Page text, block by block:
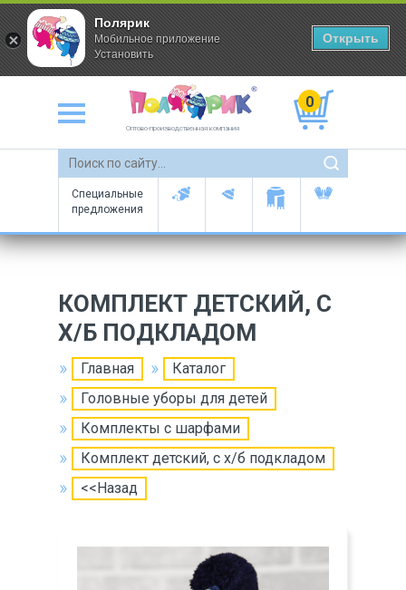
Оптово-производственная компания
0
Специальные
предложения
КОМПЛЕКТ ДЕТСКИЙ, С
Х/Б ПОДКЛАДОМ
Главная
Каталог
Головные уборы для детей
Комплекты с шарфами
Комплект детский, с х/б подкладом
<<Назад
Полярик
Мобильное приложение
Установить
Открыть